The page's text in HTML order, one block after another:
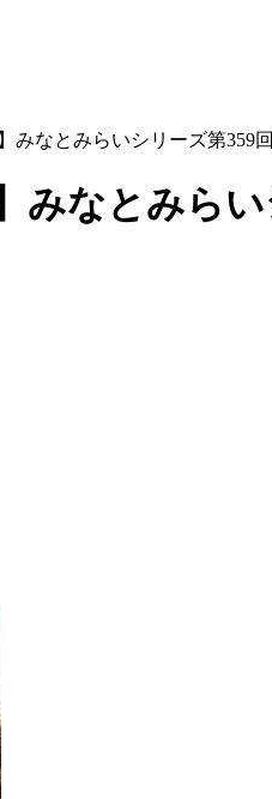
みなとみらいシリーズ第359回
みなとみら